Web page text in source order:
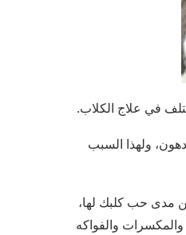
في علاج الكلاب.
ولهذا السبب
مدى حب كلبك لها،
والفواكه